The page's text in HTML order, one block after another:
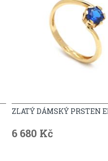
ZLATÝ DÁMSKÝ PRSTEN
6 680 Kč